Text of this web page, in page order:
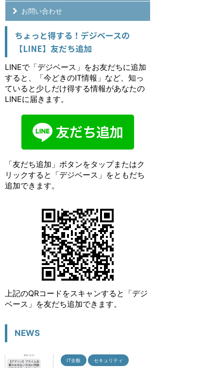
お問い合わせ
ちょっと得する！デジベースの
【LINE】友だち追加
LINEで「デジベース」をお友だちに追加
すると、「今どきのIT情報」など、知っ
ていると少しだけ得する情報があなたの
LINEに届きます。
「友だち追加」ボタンをタップまたはク
リックすると「デジベース」をともだち
追加できます。
上記のQRコードをスキャンすると「デジ
ベース」を友だち追加できます。
NEWS
IT全般 セキュリティ